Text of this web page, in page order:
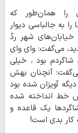
را همان‌طور که
به جالباسی دیوار
شهر ردّ
می‌گفت: وای وای
بود ، خیلی
آنچنان بهش
آویزان شده بود
خط انداخته شده
یک قاعده و
بدی است!